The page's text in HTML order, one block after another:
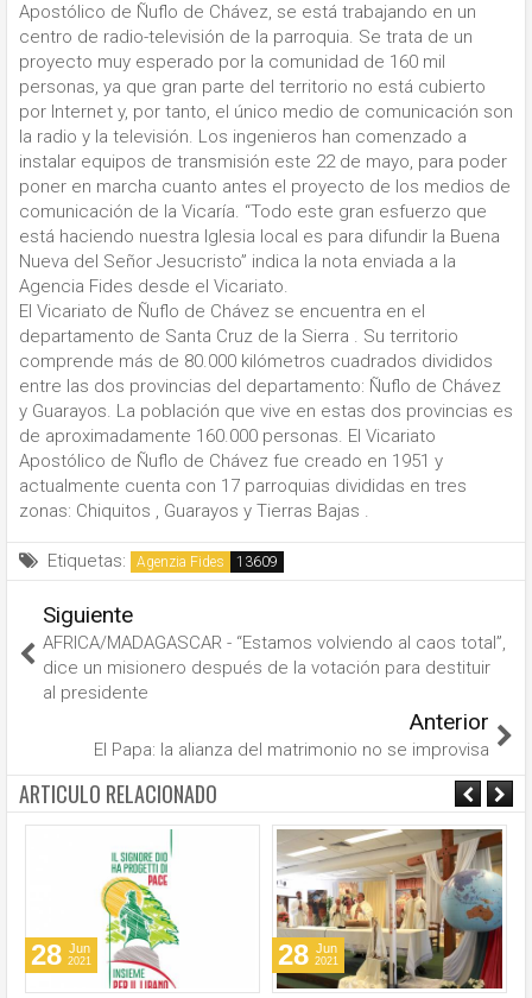
Apostólico de Ñuflo de Chávez, se está trabajando en un
centro de radio-televisión de la parroquia. Se trata de un
proyecto muy esperado por la comunidad de 160 mil
personas, ya que gran parte del territorio no está cubierto
por Internet y, por tanto, el único medio de comunicación son
la radio y la televisión. Los ingenieros han comenzado a
instalar equipos de transmisión este 22 de mayo, para poder
poner en marcha cuanto antes el proyecto de los medios de
comunicación de la Vicaría. “Todo este gran esfuerzo que
está haciendo nuestra Iglesia local es para difundir la Buena
Nueva del Señor Jesucristo” indica la nota enviada a la
Agencia Fides desde el Vicariato.
El Vicariato de Ñuflo de Chávez se encuentra en el
departamento de Santa Cruz de la Sierra . Su territorio
comprende más de 80.000 kilómetros cuadrados divididos
entre las dos provincias del departamento: Ñuflo de Chávez
y Guarayos. La población que vive en estas dos provincias es
de aproximadamente 160.000 personas. El Vicariato
Apostólico de Ñuflo de Chávez fue creado en 1951 y
actualmente cuenta con 17 parroquias divididas en tres
zonas: Chiquitos , Guarayos y Tierras Bajas .
Etiquetas: Agenzia Fides
Siguiente
AFRICA/MADAGASCAR - “Estamos volviendo al caos total”,
dice un misionero después de la votación para destituir
al presidente
Anterior
El Papa: la alianza del matrimonio no se improvisa
ARTICULO RELACIONADO
28 Jun
2021 28 Jun
2021